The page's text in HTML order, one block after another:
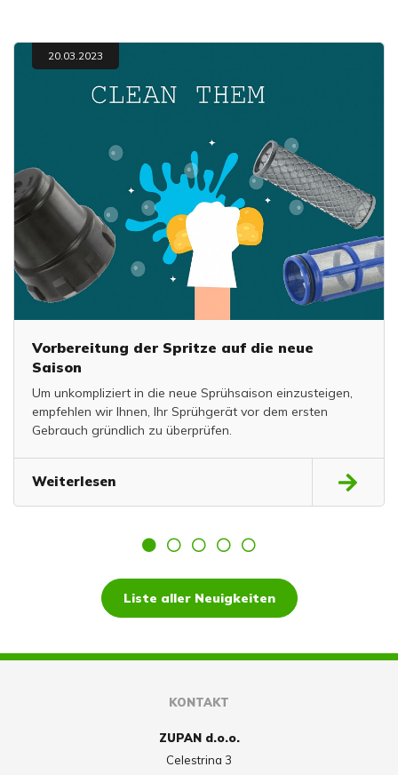
20.03.2023
Vorbereitung der Spritze auf die neue
Saison
Um unkompliziert in die neue Sprühsaison einzusteigen,
empfehlen wir Ihnen, Ihr Sprühgerät vor dem ersten
Gebrauch gründlich zu überprüfen.
Weiterlesen
Liste aller Neuigkeiten
KONTAKT
ZUPAN d.o.o.
Celestrina 3